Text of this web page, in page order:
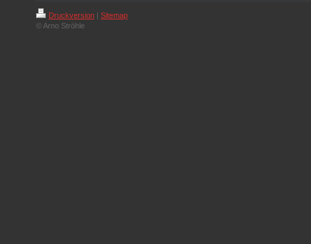
Druckversion | Sitemap
© Arno Ströhle